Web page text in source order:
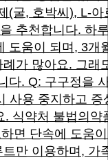
(굴, 호박씨), L-아
추천합니다. 하
도움이 되며, 3개
가 많아요. 그래
다. Q: 구구정을
사용 중지하고 증
. 식약처 불법의약
면 단속에 도움
만 이용하며, 가